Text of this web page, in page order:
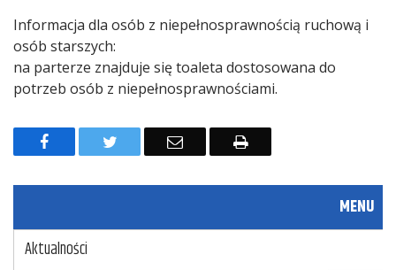
Informacja dla osób z niepełnosprawnością ruchową i
osób starszych:
na parterze znajduje się toaleta dostosowana do
potrzeb osób z niepełnosprawnościami.
F
e
b
T
t
E
i
D
k
MENU
Aktualności